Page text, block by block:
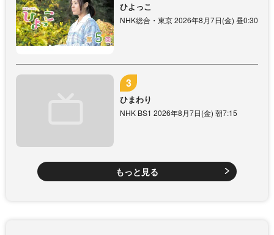
ひよっこ
NHK総合・東京 2026年8月7日(金) 昼0:30
ひまわり
NHK BS1 2026年8月7日(金) 朝7:15
もっと見る